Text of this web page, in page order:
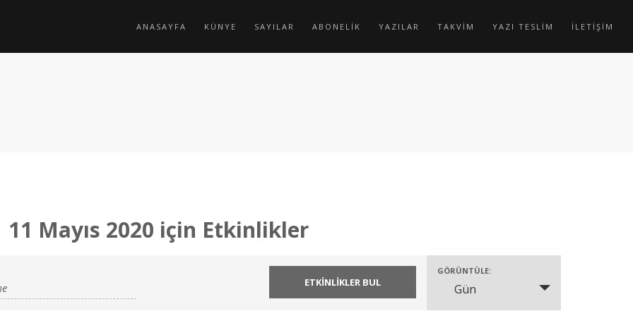
ANASAYFA KÜNYE SAYILAR ABONELİK YAZILAR TAKVİM YAZI TESLİM İLETİŞİM
11 Mayıs 2020 için Etkinlikler
Etkinlik
GÖRÜNTÜLE:
Gün